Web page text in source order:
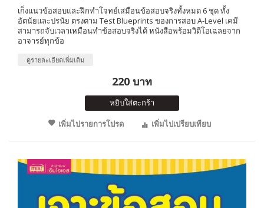
เก็งแนวข้อสอบและฝึกทำโจทย์เสมือนข้อสอบจริงทั้งหมด 6 ชุด ทั้ง
อัตนัยและปรนัย ตรงตาม Test Blueprints ของการสอบ A-Level เคมี
สามารถจับเวลาเหมือนทำข้อสอบจริงได้ หนังสือพร้อมวิดีโอเฉลยจาก
อาจารย์ทุกข้อ
ดูรายละเอียดเพิ่มเติม
220 บาท
หยิบใส่ตะกร้า
เพิ่มไปรายการโปรด
เพิ่มไปเปรียบเทียบ